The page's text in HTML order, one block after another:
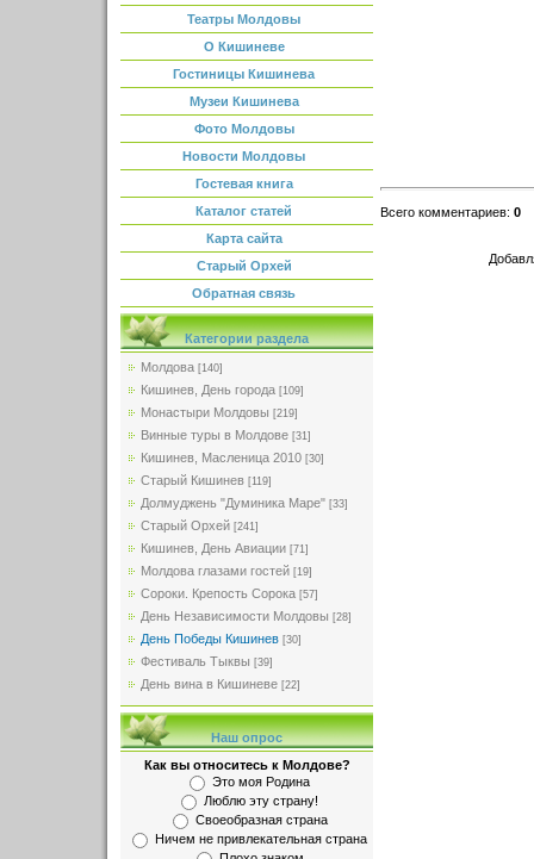
Театры Молдовы
О Кишиневе
Гостиницы Кишинева
Музеи Кишинева
Фото Молдовы
Новости Молдовы
Гостевая книга
Каталог статей
Карта сайта
Старый Орхей
Обратная связь
Категории раздела
Молдова [140]
Кишинев, День города [109]
Монастыри Молдовы [219]
Винные туры в Молдове [31]
Кишинев, Масленица 2010 [30]
Старый Кишинев [119]
Долмуджень "Думиника Маре" [33]
Старый Орхей [241]
Кишинев, День Авиации [71]
Молдова глазами гостей [19]
Сороки. Крепость Сорока [57]
День Независимости Молдовы [28]
День Победы Кишинев [30]
Фестиваль Тыквы [39]
День вина в Кишиневе [22]
Наш опрос
Как вы относитесь к Молдове?
Это моя Родина
Люблю эту страну!
Своеобразная страна
Ничем не привлекательная страна
Всего комментариев: 0